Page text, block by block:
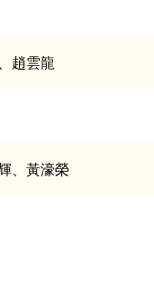
趙雲龍
、黃濠榮